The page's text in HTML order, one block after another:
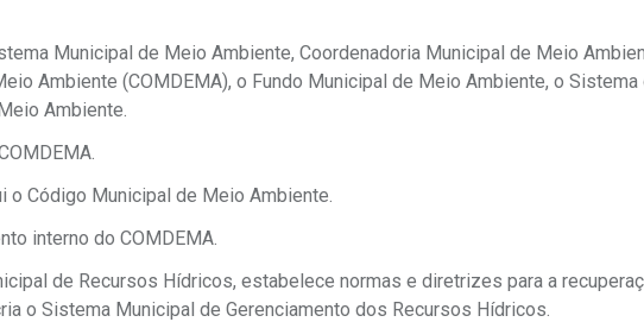
Municipal de Meio Ambiente, Coordenadoria Municipal de Meio
Ambiente (COMDEMA), o Fundo Municipal de Meio Ambiente, o
Ambiente.
o Código Municipal de Meio Ambiente.
interno do COMDEMA.
de Recursos Hídricos, estabelece normas e diretrizes para a
o Sistema Municipal de Gerenciamento dos Recursos Hídricos.